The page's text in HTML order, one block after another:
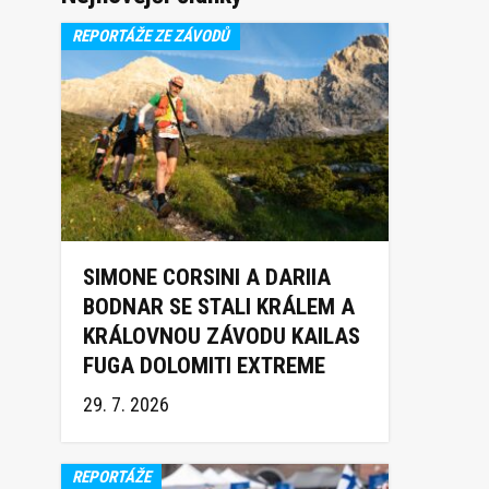
REPORTÁŽE ZE ZÁVODŮ
SIMONE CORSINI A DARIIA
BODNAR SE STALI KRÁLEM A
KRÁLOVNOU ZÁVODU KAILAS
FUGA DOLOMITI EXTREME
TRAIL 2026
29. 7. 2026
REPORTÁŽE